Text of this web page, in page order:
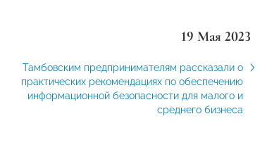
19 Мая 2023
Тамбовским предпринимателям рассказали о
практических рекомендациях по обеспечению
информационной безопасности для малого и
среднего бизнеса